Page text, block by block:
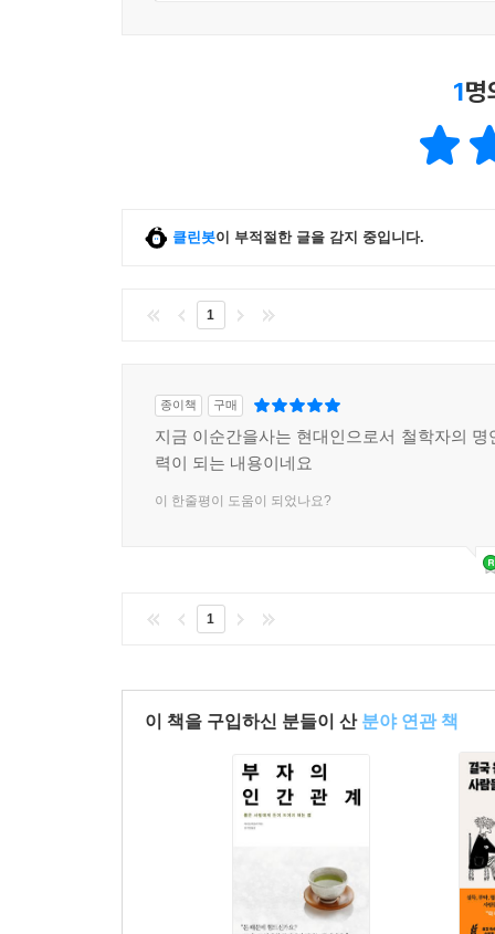
1명
클린봇이 부적절한 글을 감지 중입니다.
1
종이책 구매
지금 이순간을사는 현대인으로서 철학자의 명
력이 되는 내용이네요
이 한줄평이 도움이 되었나요?
1
이 책을 구입하신 분들이 산 분야 연관 책